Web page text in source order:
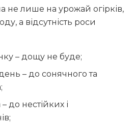
не лише на урожай огірків,
а відсутність роси
– дощу не буде;
– до сонячного та
до нестійких і